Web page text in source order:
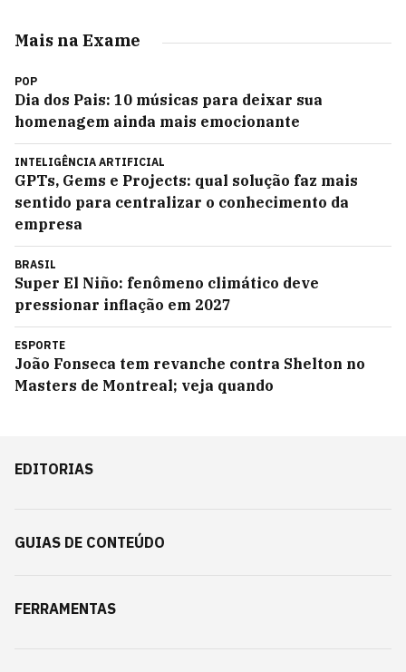
Mais na Exame
POP
Dia dos Pais: 10 músicas para deixar sua
homenagem ainda mais emocionante
INTELIGÊNCIA ARTIFICIAL
GPTs, Gems e Projects: qual solução faz mais
sentido para centralizar o conhecimento da
empresa
BRASIL
Super El Niño: fenômeno climático deve
pressionar inflação em 2027
ESPORTE
João Fonseca tem revanche contra Shelton no
Masters de Montreal; veja quando
EDITORIAS
GUIAS DE CONTEÚDO
FERRAMENTAS